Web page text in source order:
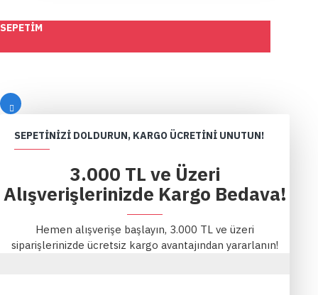
SEPETIM
SEPETINIZI DOLDURUN, KARGO ÜCRETINI UNUTUN!
3.000 TL ve Üzeri
Alışverişlerinizde Kargo Bedava!
Hemen alışverişe başlayın, 3.000 TL ve üzeri
siparişlerinizde ücretsiz kargo avantajından yararlanın!